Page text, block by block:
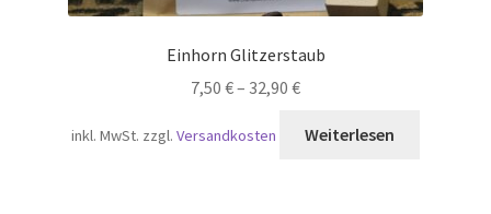
Einhorn Glitzerstaub
7,50 €– 32,90 €
inkl. MwSt. zzgl.Versandkosten Weiterlesen